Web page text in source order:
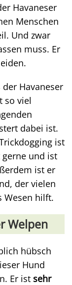
Havaneser
Menschen
Und zwar
muss. Er
Havaneser
so viel
dabei ist.
ist
und ist
ist er
der vielen
Wesen hilft.
Welpen
hübsch
Hund
Er ist sehr